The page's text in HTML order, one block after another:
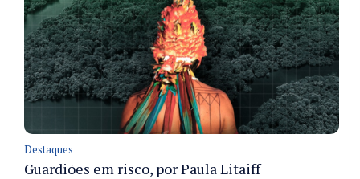
Destaques
Guardiões em risco, por Paula Litaiff